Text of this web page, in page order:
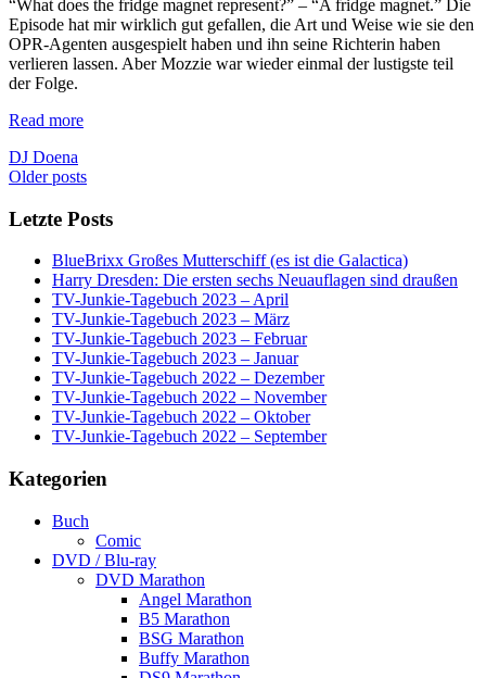
“What does the fridge magnet represent?” – “A fridge magnet.” Die
Episode hat mir wirklich gut gefallen, die Art und Weise wie sie den
OPR-Agenten ausgespielt haben und ihn seine Richterin haben
verlieren lassen. Aber Mozzie war wieder einmal der lustigste teil
der Folge.
Read more
DJ Doena
Posts
navigation
Older posts
Letzte Posts
BlueBrixx Großes Mutterschiff (es ist die Galactica)
Harry Dresden: Die ersten sechs Neuauflagen sind draußen
TV-Junkie-Tagebuch 2023 – April
TV-Junkie-Tagebuch 2023 – März
TV-Junkie-Tagebuch 2023 – Februar
TV-Junkie-Tagebuch 2023 – Januar
TV-Junkie-Tagebuch 2022 – Dezember
TV-Junkie-Tagebuch 2022 – November
TV-Junkie-Tagebuch 2022 – Oktober
TV-Junkie-Tagebuch 2022 – September
Kategorien
Buch
Comic
DVD / Blu-ray
DVD Marathon
Angel Marathon
B5 Marathon
BSG Marathon
Buffy Marathon